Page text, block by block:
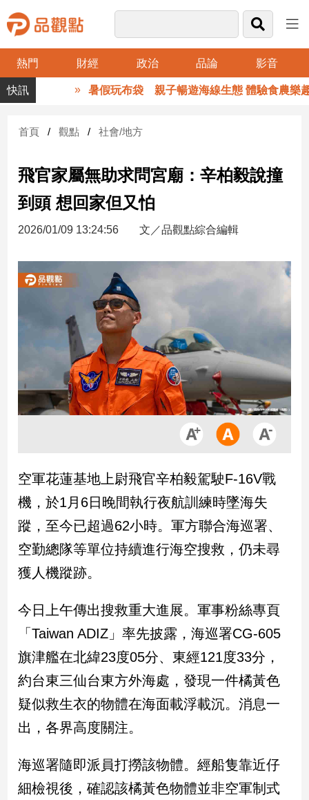
熱門 財經 政治 品論 影音
品
觀
財
台
財
新
產
經/
品
政
治
政
治
焦
點
民
國
會
點
觀
暑假玩布袋 親子暢遊海線生態 體驗食農樂趣
首頁 觀點 社會/地方
飛官家屬無助求問宮廟：辛柏毅說撞
到頭 想回家但又怕
2026/01/09 13:24:56 文／品觀點綜合編輯
空軍花蓮基地上尉飛官辛柏毅駕駛F-16V戰
機，於1月6日晚間執行夜航訓練時墜海失
蹤，至今已超過62小時。軍方聯合海巡署、
空勤總隊等單位持續進行海空搜救，仍未尋
獲人機蹤跡。
今日上午傳出搜救重大進展。軍事粉絲專頁
「Taiwan ADIZ」率先披露，海巡署CG-605
旗津艦在北緯23度05分、東經121度33分，
約台東三仙台東方外海處，發現一件橘黃色
疑似救生衣的物體在海面載浮載沉。消息一
出，各界高度關注。
海巡署隨即派員打撈該物體。經船隻靠近仔
細檢視後，確認該橘黃色物體並非空軍制式